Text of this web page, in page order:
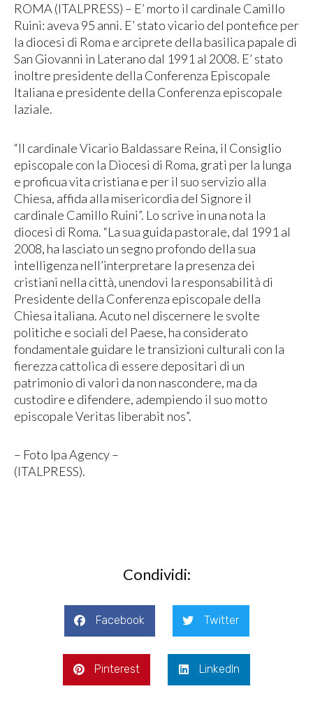
ROMA (ITALPRESS) – E’ morto il cardinale Camillo
Ruini: aveva 95 anni. E’ stato vicario del pontefice per
la diocesi di Roma e arciprete della basilica papale di
San Giovanni in Laterano dal 1991 al 2008. E’ stato
inoltre presidente della Conferenza Episcopale
Italiana e presidente della Conferenza episcopale
laziale.
“Il cardinale Vicario Baldassare Reina, il Consiglio
episcopale con la Diocesi di Roma, grati per la lunga
e proficua vita cristiana e per il suo servizio alla
Chiesa, affida alla misericordia del Signore il
cardinale Camillo Ruini”. Lo scrive in una nota la
diocesi di Roma. “La sua guida pastorale, dal 1991 al
2008, ha lasciato un segno profondo della sua
intelligenza nell’interpretare la presenza dei
cristiani nella città, unendovi la responsabilità di
Presidente della Conferenza episcopale della
Chiesa italiana. Acuto nel discernere le svolte
politiche e sociali del Paese, ha considerato
fondamentale guidare le transizioni culturali con la
fierezza cattolica di essere depositari di un
patrimonio di valori da non nascondere, ma da
custodire e difendere, adempiendo il suo motto
episcopale Veritas liberabit nos”.
– Foto Ipa Agency –
(ITALPRESS).
Condividi:
Facebook Twitter
Pinterest LinkedIn